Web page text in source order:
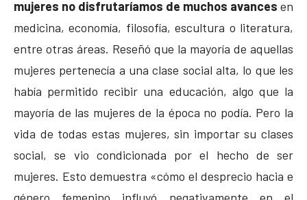
mujeres no disfrutaríamos de muchos avances en
medicina, economía, filosofía, escultura o literatura,
entre otras áreas. Reseñó que la mayoría de aquellas
mujeres pertenecía a una clase social alta, lo que les
había permitido recibir una educación, algo que la
mayoría de las mujeres de la época no podía. Pero la
vida de todas estas mujeres, sin importar su clases
social, se vio condicionada por el hecho de ser
mujeres. Esto demuestra «cómo el desprecio hacia e